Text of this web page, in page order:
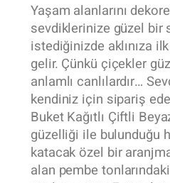
Yaşam alanlarını
sevdiklerinize güzel bir
istediğinizde aklınıza
gelir. Çünkü çiçekler
anlamlı canlılardır…
kendiniz için sipariş
Buket Kağıtlı Çiftli
güzelliği ile bulunduğu
katacak özel bir
alan pembe tonlarındaki